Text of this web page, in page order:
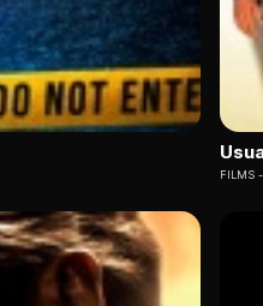
FILMS